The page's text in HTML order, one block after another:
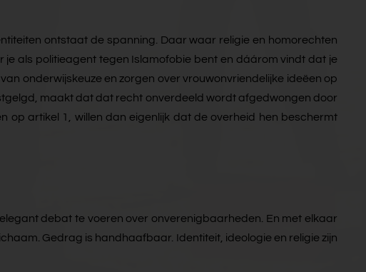
ontstaat de spanning. Daar waar religie en homorechten
als politieagent tegen Islamofobie bent en dáárom vindt dat je
onderwijskeuze en zorgen over vrouwonvriendelijke ideëen op
maakt dat dat recht onverdeeld wordt afgedwongen door
op artikel 1, willen dan eigenlijk dat de overheid hen beschermt
debat te voeren over onverenigbaarheden. En met elkaar
Gedrag is handhaafbaar. Identiteit, ideologie en religie zijn